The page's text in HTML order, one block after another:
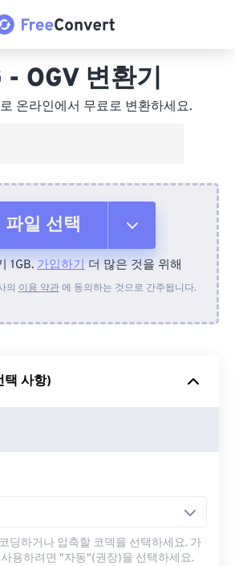
- OGV 변환기
온라인에서 무료로 변환하세요.
파일 선택
장치에서
드라이브에서
1GB. 가입하기 더 많은 것을 위해
의 이용 약관에 동의하는 것으로 간주됩니다.
택 사항)
딩하거나 압축할 코덱을 선택하세요. 가
용하려면 "자동"(권장)을 선택하세요.